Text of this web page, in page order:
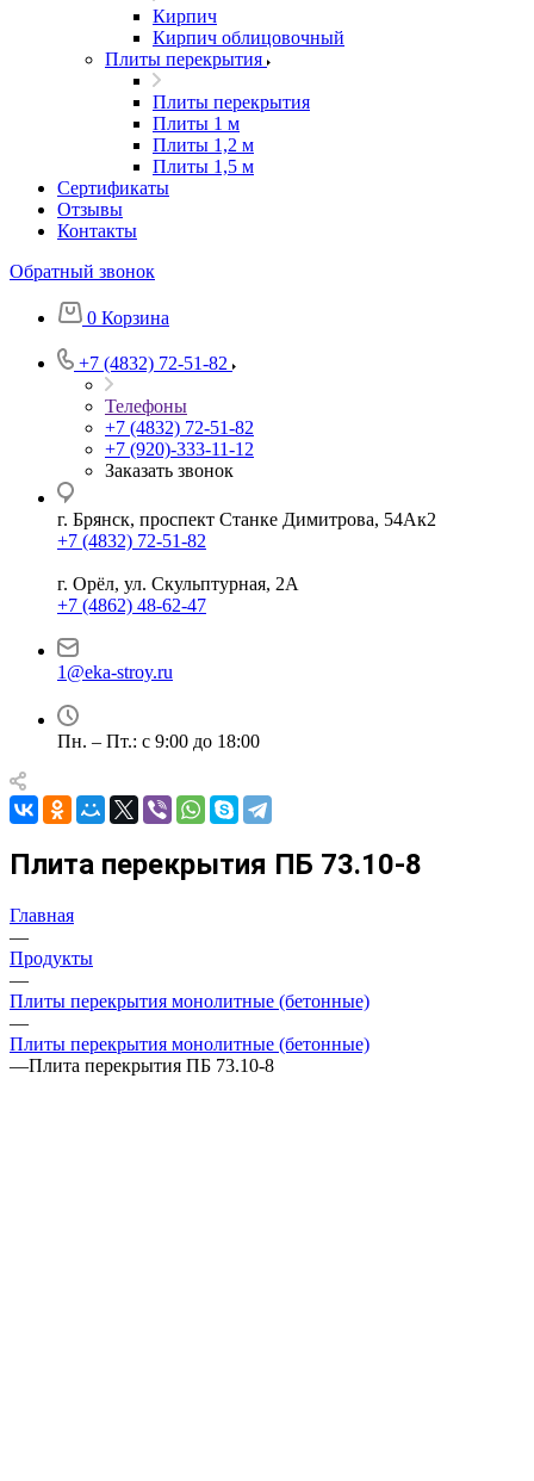
Кирпич
Кирпич облицовочный
Плиты перекрытия
Плиты перекрытия
Плиты 1 м
Плиты 1,2 м
Плиты 1,5 м
Сертификаты
Отзывы
Контакты
Обратный звонок
0 Корзина
+7 (4832) 72-51-82
Телефоны
+7 (4832) 72-51-82
+7 (920)-333-11-12
Заказать звонок
г. Брянск, проспект Станке Димитрова, 54Ак2
+7 (4832) 72-51-82
г. Орёл, ул. Скульптурная, 2А
+7 (4862) 48-62-47
1@eka-stroy.ru
Пн. – Пт.: с 9:00 до 18:00
Плита перекрытия ПБ 73.10-8
Главная
—
Продукты
—
Плиты перекрытия монолитные (бетонные)
—
Плиты перекрытия монолитные (бетонные)
—Плита перекрытия ПБ 73.10-8